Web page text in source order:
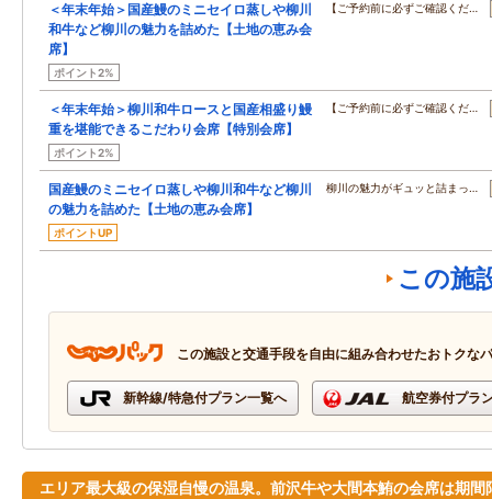
＜年末年始＞国産鰻のミニセイロ蒸しや柳川
和牛など柳川の魅力を詰めた【土地の恵み会
席】
ポイント2%
【ご予約前に必ずご確認くだ…
＜年末年始＞柳川和牛ロースと国産相盛り鰻
重を堪能できるこだわり会席【特別会席】
ポイント2%
【ご予約前に必ずご確認くだ…
国産鰻のミニセイロ蒸しや柳川和牛など柳川
の魅力を詰めた【土地の恵み会席】
ポイントUP
柳川の魅力がギュッと詰まっ…
この施
この施設と交通手段を自由に組み合わせたおトクな
新幹線/特急付プラン一覧へ 航空券付プラ
エリア最大級の保湿自慢の温泉。前沢牛や大間本鮪の会席は期間